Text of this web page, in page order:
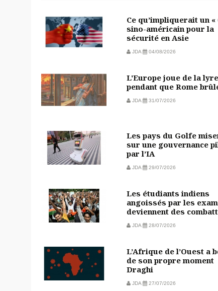
Ce qu’impliquerait un «
sino-américain pour la
sécurité en Asie
JDA 04/08/2026
L'Europe joue de la lyre
pendant que Rome
JDA 31/07/2026
Les pays du Golfe
sur une gouvernance
par l’IA
JDA 29/07/2026
Les étudiants indiens
angoissés par les
deviennent des
JDA 28/07/2026
L’Afrique de l’Ouest a
de son propre moment
Draghi
JDA 27/07/2026